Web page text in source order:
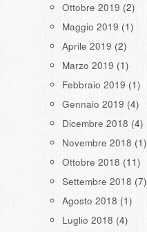
Ottobre 2019 (2)
Maggio 2019 (1)
Aprile 2019 (2)
Marzo 2019 (1)
Febbraio 2019 (1)
Gennaio 2019 (4)
Dicembre 2018 (4)
Novembre 2018 (1)
Ottobre 2018 (11)
Settembre 2018 (7)
Agosto 2018 (1)
Luglio 2018 (4)